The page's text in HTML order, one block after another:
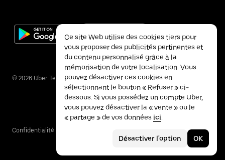
© 2026 Uber Technologies Inc.
Confidentialité
Ce site Web utilise des cookies tiers pour
vous proposer des publicités pertinentes et
du contenu personnalisé grâce à la
mémorisation de votre localisation. Vous
pouvez désactiver ces cookies en
sélectionnant le bouton « Refuser » ci-
dessous. Si vous possédez un compte Uber,
vous pouvez désactiver la « vente » ou le
« partage » de vos données ici.
Désactiver l'option OK